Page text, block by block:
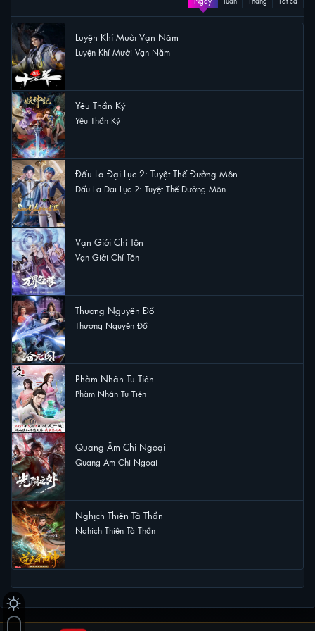
Luyện Khí Mười Vạn Năm
Luyện Khí Mười Vạn Năm
Yêu Thần Ký
Yêu Thần Ký
Đấu La Đại Lục 2: Tuyệt Thế Đường Môn
Đấu La Đại Lục 2: Tuyệt Thế Đường Môn
Vạn Giới Chí Tôn
Vạn Giới Chí Tôn
Thương Nguyên Đồ
Thương Nguyên Đồ
Phàm Nhân Tu Tiên
Phàm Nhân Tu Tiên
Quang Âm Chi Ngoại
Quang Âm Chi Ngoại
Nghịch Thiên Tà Thần
Nghịch Thiên Tà Thần